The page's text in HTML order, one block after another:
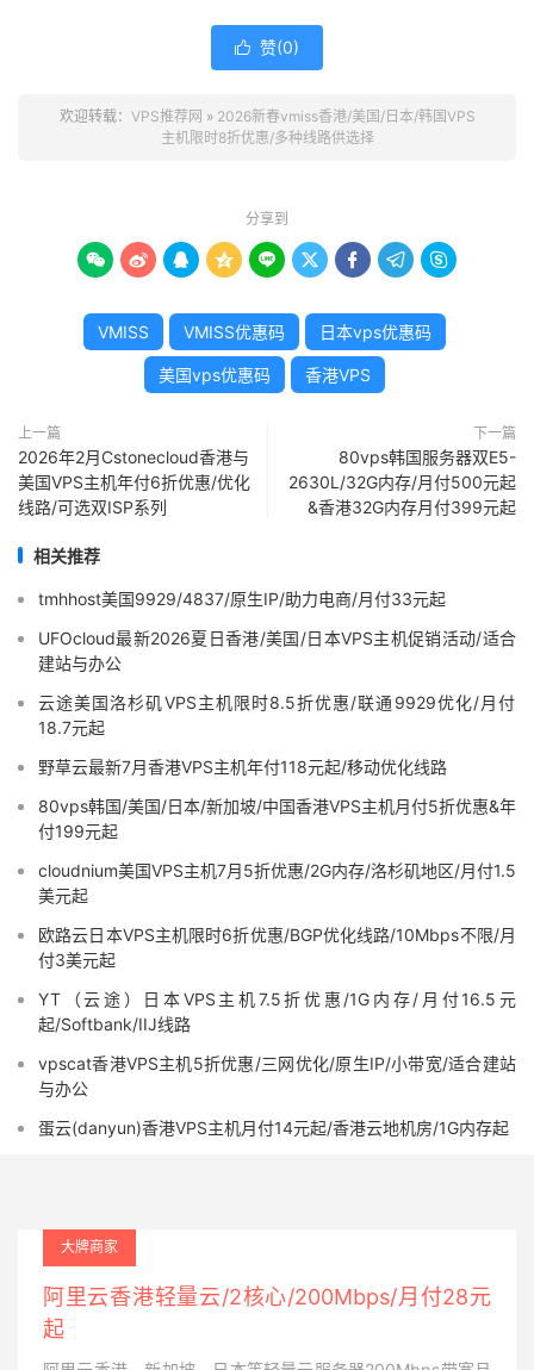
 赞(0)
欢迎转载： VPS推荐网 » 2026新春vmiss香港/美国/日本/韩国VPS
主机限时8折优惠/多种线路供选择
分享到
        
VMISS VMISS优惠码 日本vps优惠码
美国vps优惠码 香港VPS
上一篇
2026年2月Cstonecloud香港与
美国VPS主机年付6折优惠/优化
线路/可选双ISP系列
下一篇
80vps韩国服务器双E5-
2630L/32G内存/月付500元起
&香港32G内存月付399元起
相关推荐
tmhhost美国9929/4837/原生IP/助力电商/月付33元起
UFOcloud最新2026夏日香港/美国/日本VPS主机促销活动/适合
建站与办公
云途美国洛杉矶VPS主机限时8.5折优惠/联通9929优化/月付
18.7元起
野草云最新7月香港VPS主机年付118元起/移动优化线路
80vps韩国/美国/日本/新加坡/中国香港VPS主机月付5折优惠&年
付199元起
cloudnium美国VPS主机7月5折优惠/2G内存/洛杉矶地区/月付1.5
美元起
欧路云日本VPS主机限时6折优惠/BGP优化线路/10Mbps不限/月
付3美元起
YT（云途）日本VPS主机7.5折优惠/1G内存/月付16.5元
起/Softbank/IIJ线路
vpscat香港VPS主机5折优惠/三网优化/原生IP/小带宽/适合建站
与办公
蛋云(danyun)香港VPS主机月付14元起/香港云地机房/1G内存起
大牌商家
阿里云香港轻量云/2核心/200Mbps/月付28元
起